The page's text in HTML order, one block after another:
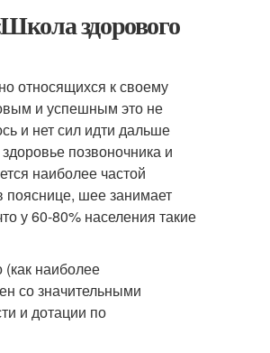
здорового
относящихся к своему
и успешным это не
и нет сил идти дальше
позвоночника и
наиболее частой
пояснице, шее занимает
у 60-80% населения такие
наиболее
со значительными
и дотации по